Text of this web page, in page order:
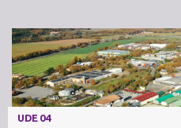
UDE 04